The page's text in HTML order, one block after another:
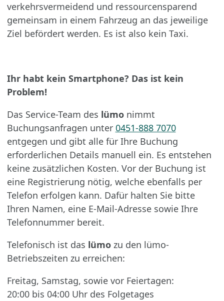
verkehrsvermeidend und ressourcensparend
gemeinsam in einem Fahrzeug an das jeweilige
Ziel befördert werden. Es ist also kein Taxi.
Ihr habt kein Smartphone? Das ist kein
Problem!
Das Service-Team des lümonimmt
Buchungsanfragen unter 0451-888 7070
entgegen und gibt alle für Ihre Buchung
erforderlichen Details manuell ein. Es entstehen
keine zusätzlichen Kosten. Vor der Buchung ist
eine Registrierung nötig, welche ebenfalls per
Telefon erfolgen kann. Dafür halten Sie bitte
Ihren Namen, eine E-Mail-Adresse sowie Ihre
Telefonnummer bereit.
Telefonisch ist das lümozu den lümo-
Betriebszeiten zu erreichen:
Freitag, Samstag, sowie vor Feiertagen:
20:00 bis 04:00 Uhr des Folgetages